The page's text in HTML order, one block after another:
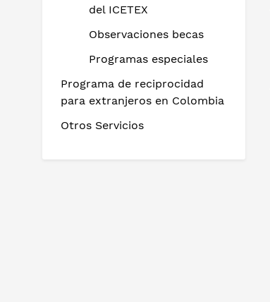
del ICETEX
Observaciones becas
Programas especiales
Programa de reciprocidad
para extranjeros en Colombia
Otros Servicios